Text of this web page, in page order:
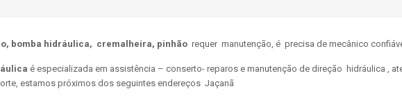
bomba hidráulica, cremalheira, pinhão requer manutenção, é precisa de mecânico
é especializada em assistência – conserto- reparos e manutenção de direção hidráulica ,
estamos próximos dos seguintes endereços Jaçanã